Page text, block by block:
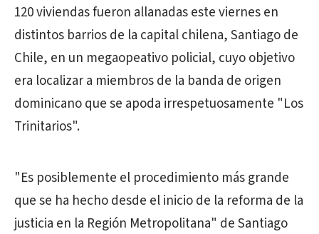
120 viviendas fueron allanadas este viernes en
distintos barrios de la capital chilena, Santiago de
Chile, en un megaopeativo policial, cuyo objetivo
era localizar a miembros de la banda de origen
dominicano que se apoda irrespetuosamente "Los
Trinitarios".
"Es posiblemente el procedimiento más grande
que se ha hecho desde el inicio de la reforma de la
justicia en la Región Metropolitana" de Santiago